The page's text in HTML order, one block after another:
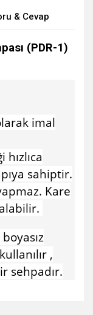
& Cevap
(PDR-1)
imal
sahiptir.
Kare
,
sehpadır.